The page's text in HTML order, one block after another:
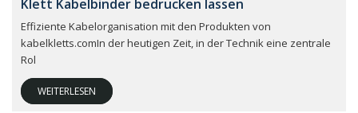
Klett Kabelbinder bedrucken lassen
Effiziente Kabelorganisation mit den Produkten von
kabelkletts.comIn der heutigen Zeit, in der Technik eine zentrale
Rol
WEITERLESEN